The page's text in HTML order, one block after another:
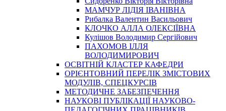
МАМЧУР ЛІДІЯ ІВАНІВНА
Рибалка Валентин Васильович
КЛОЧКО АЛЛА ОЛЕКСІЇВНА
Кулішов Володимир Сергійович
ПАХОМОВ ІЛЛЯ
ВОЛОДИМИРОВИЧ
ОСВІТНІЙ КЛАСТЕР КАФЕДРИ
ОРІЄНТОВНИЙ ПЕРЕЛІК ЗМІСТОВИХ
МОДУЛІВ, СПЕЦКУРСІВ
МЕТОДИЧНЕ ЗАБЕЗПЕЧЕННЯ
НАУКОВІ ПУБЛІКАЦІЇ НАУКОВО-